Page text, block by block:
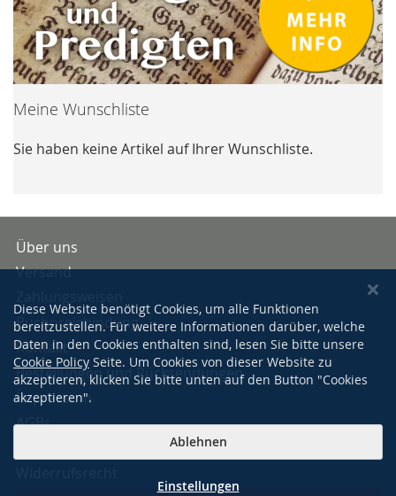
Meine Wunschliste
Sie haben keine Artikel auf Ihrer Wunschliste.
Über uns
Versand
Buchpreisbindung
Kontakt
Bestellungen und Rücksendungen
Impressum
AGBs
Diese Website benötigt Cookies, um alle Funktionen
bereitzustellen. Für weitere Informationen darüber, welche
Daten in den Cookies enthalten sind, lesen Sie bitte unsere
Cookie Policy Seite. Um Cookies von dieser Website zu
akzeptieren, klicken Sie bitte unten auf den Button "Cookies
akzeptieren".
Ablehnen
Einstellungen